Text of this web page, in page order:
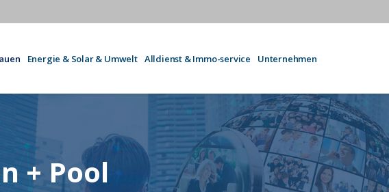
Energie & Solar & Umwelt Alldienst & Immo-service Unternehmen
+ Pool